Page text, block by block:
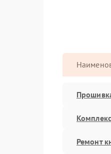
Ремонт